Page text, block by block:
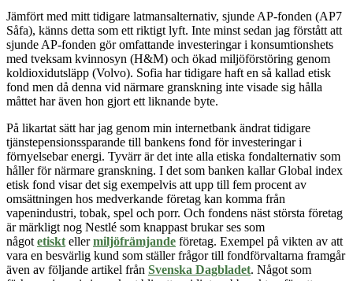
Jämfört med mitt tidigare latmansalternativ, sjunde AP-fonden (AP7
Såfa), känns detta som ett riktigt lyft. Inte minst sedan jag förstått att
sjunde AP-fonden gör omfattande investeringar i konsumtionshets
med tveksam kvinnosyn (H&M) och ökad miljöförstöring genom
koldioxidutsläpp (Volvo). Sofia har tidigare haft en så kallad etisk
fond men då denna vid närmare granskning inte visade sig hålla
måttet har även hon gjort ett liknande byte.
På likartat sätt har jag genom min internetbank ändrat tidigare
tjänstepensionssparande till bankens fond för investeringar i
förnyelsebar energi. Tyvärr är det inte alla etiska fondalternativ som
håller för närmare granskning. I det som banken kallarGlobal index
etisk fond visar det sig exempelvis att upp till fem procent av
omsättningen hos medverkande företag kan komma från
vapenindustri, tobak, spel och porr. Och fondens näst största företag
är märkligt nog Nestlé som knappast brukar ses som
något etiskt ellermiljöfrämjande företag. Exempel på vikten av att
vara en besvärlig kund som ställer frågor till fondförvaltarna framgår
även av följande artikel från Svenska Dagbladet. Något som